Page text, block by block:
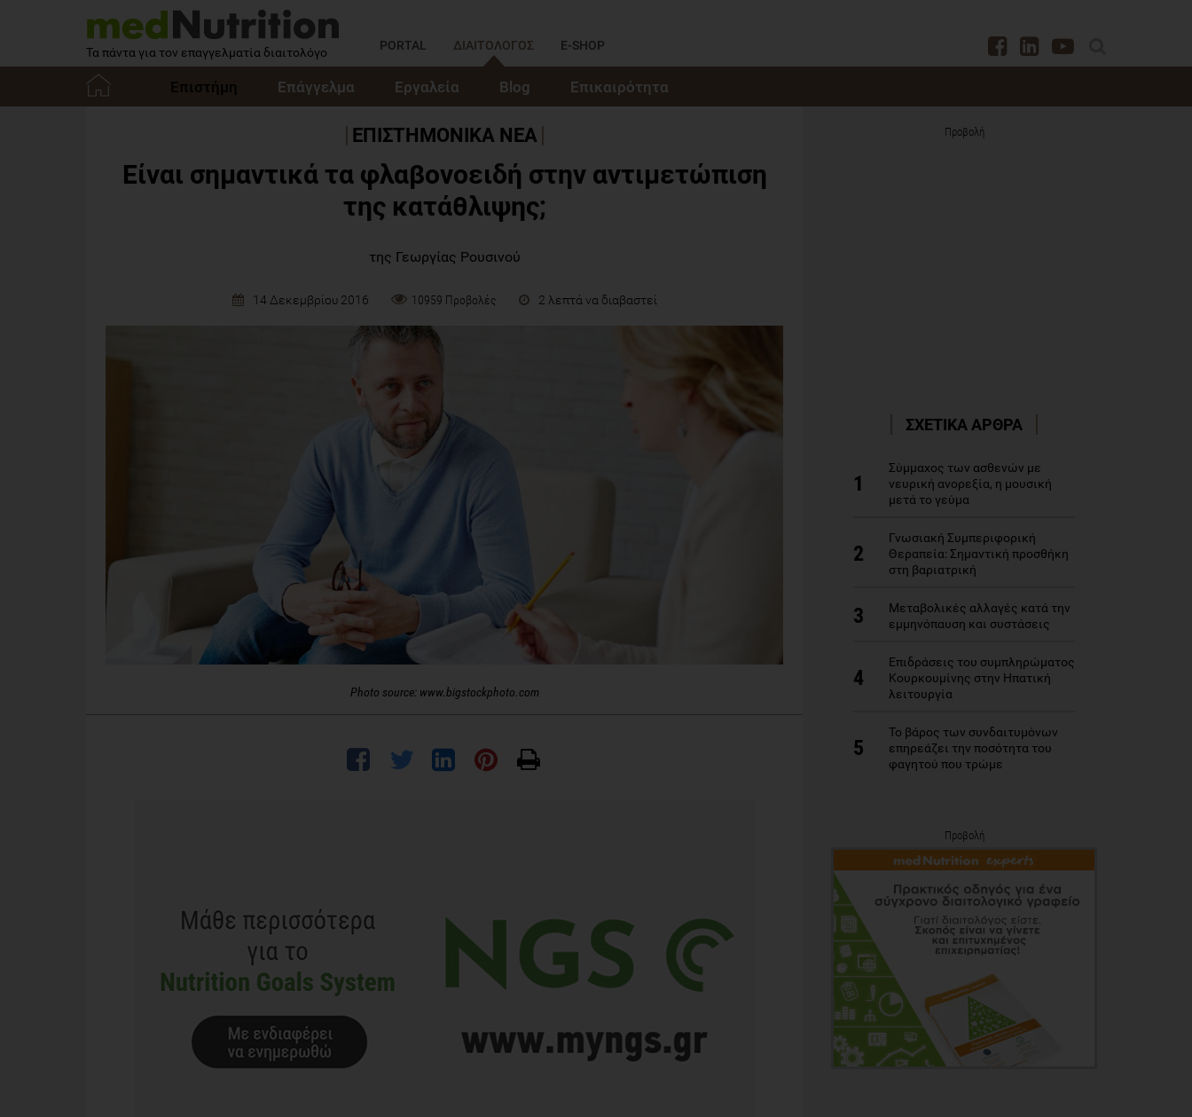
Τα πάντα για τον επαγγελματία διαιτολόγο PORTAL ΔΙΑΙΤΟΛΟΓΟΣ E-SHOP
Επιστήμη Επάγγελμα Εργαλεία Blog Επικαιρότητα
ΕΠΙΣΤΗΜΟΝΙΚΑ ΝΕΑ
Είναι σημαντικά τα φλαβονοειδή στην αντιμετώπιση
της κατάθλιψης;
της Γεωργίας Ρουσινού
14 Δεκεμβρίου 2016 10959 Προβολές 2 λεπτά να διαβαστεί
Photo source: www.bigstockphoto.com
Προβολή
ΣΧΕΤΙΚΑ ΑΡΘΡΑ
1
Σύμμαχος των ασθενών με
νευρική ανορεξία, η μουσική
μετά το γεύμα
2
Γνωσιακή Συμπεριφορική
Θεραπεία: Σημαντική προσθήκη
στη βαριατρική
3
Μεταβολικές αλλαγές κατά την
εμμηνόπαυση και συστάσεις
4
Επιδράσεις του συμπληρώματος
Kουρκουμίνης στην Hπατική
λειτουργία
5
Το βάρος των συνδαιτυμόνων
επηρεάζει την ποσότητα του
φαγητού που τρώμε
Προβολή